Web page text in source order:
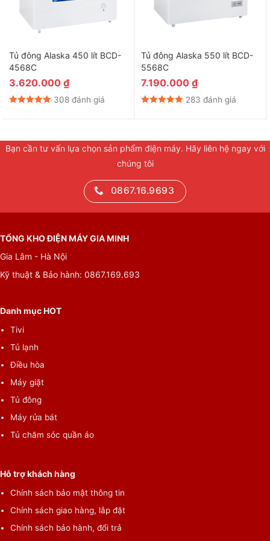
Tủ đông Alaska 450 lít BCD-
4568C
3.620.000 ₫
308 đánh giá
Tủ đông Alaska 550 lít BCD-
5568C
7.190.000 ₫
283 đánh giá
Bạn cần tư vấn lựa chọn sản phẩm điện máy. Hãy liên hệ ngay với
chúng tôi
0867.16.9693
TỔNG KHO ĐIỆN MÁY GIA MINH
Gia Lâm - Hà Nội
Kỹ thuật & Bảo hành: 0867.169.693
Danh mục HOT
Tivi
Tủ lạnh
Điều hòa
Máy giặt
Tủ đông
Máy rửa bát
Tủ chăm sóc quần áo
Hỗ trợ khách hàng
Chính sách bảo mật thông tin
Chính sách giao hàng, lắp đặt
Chính sách bảo hành, đổi trả